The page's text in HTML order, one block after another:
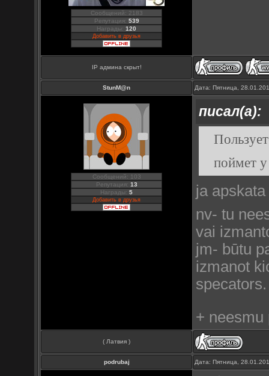
Сообщений: 2183
Репутация: 539
Награды:120
Добавить в друзья
IP админа скрыт!
StunM@n Дата: Пятница,
Сообщений: 103
Репутация: 13
Награды:5
Добавить в друзья
писал(а):
поймет
ja
nv- tu
vai
jm- būtu
izmanot
specators.
+
( Латвия )
podrubaj Дата: Пятница,